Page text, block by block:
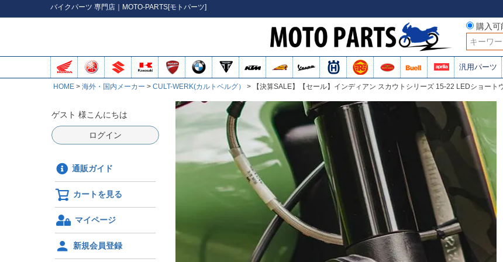
バイクパーツ 専門店｜MOTO-PARTS[モトパーツ]
購入
検索
汎用パーツ
HOME 海外・国内メーカー CULT-WERK(カルトベルグ） 【決算SALE】【セール】インディアン スカウトシリーズ 15-22 LEDショート
ゲスト 様こんにちは
ログイン
通販ガイド
カートを見る
マイページ
新規会員登録